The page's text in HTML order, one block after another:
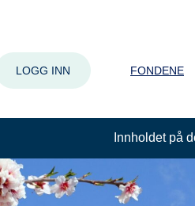
LOGG INN FONDENE
Innholdet på